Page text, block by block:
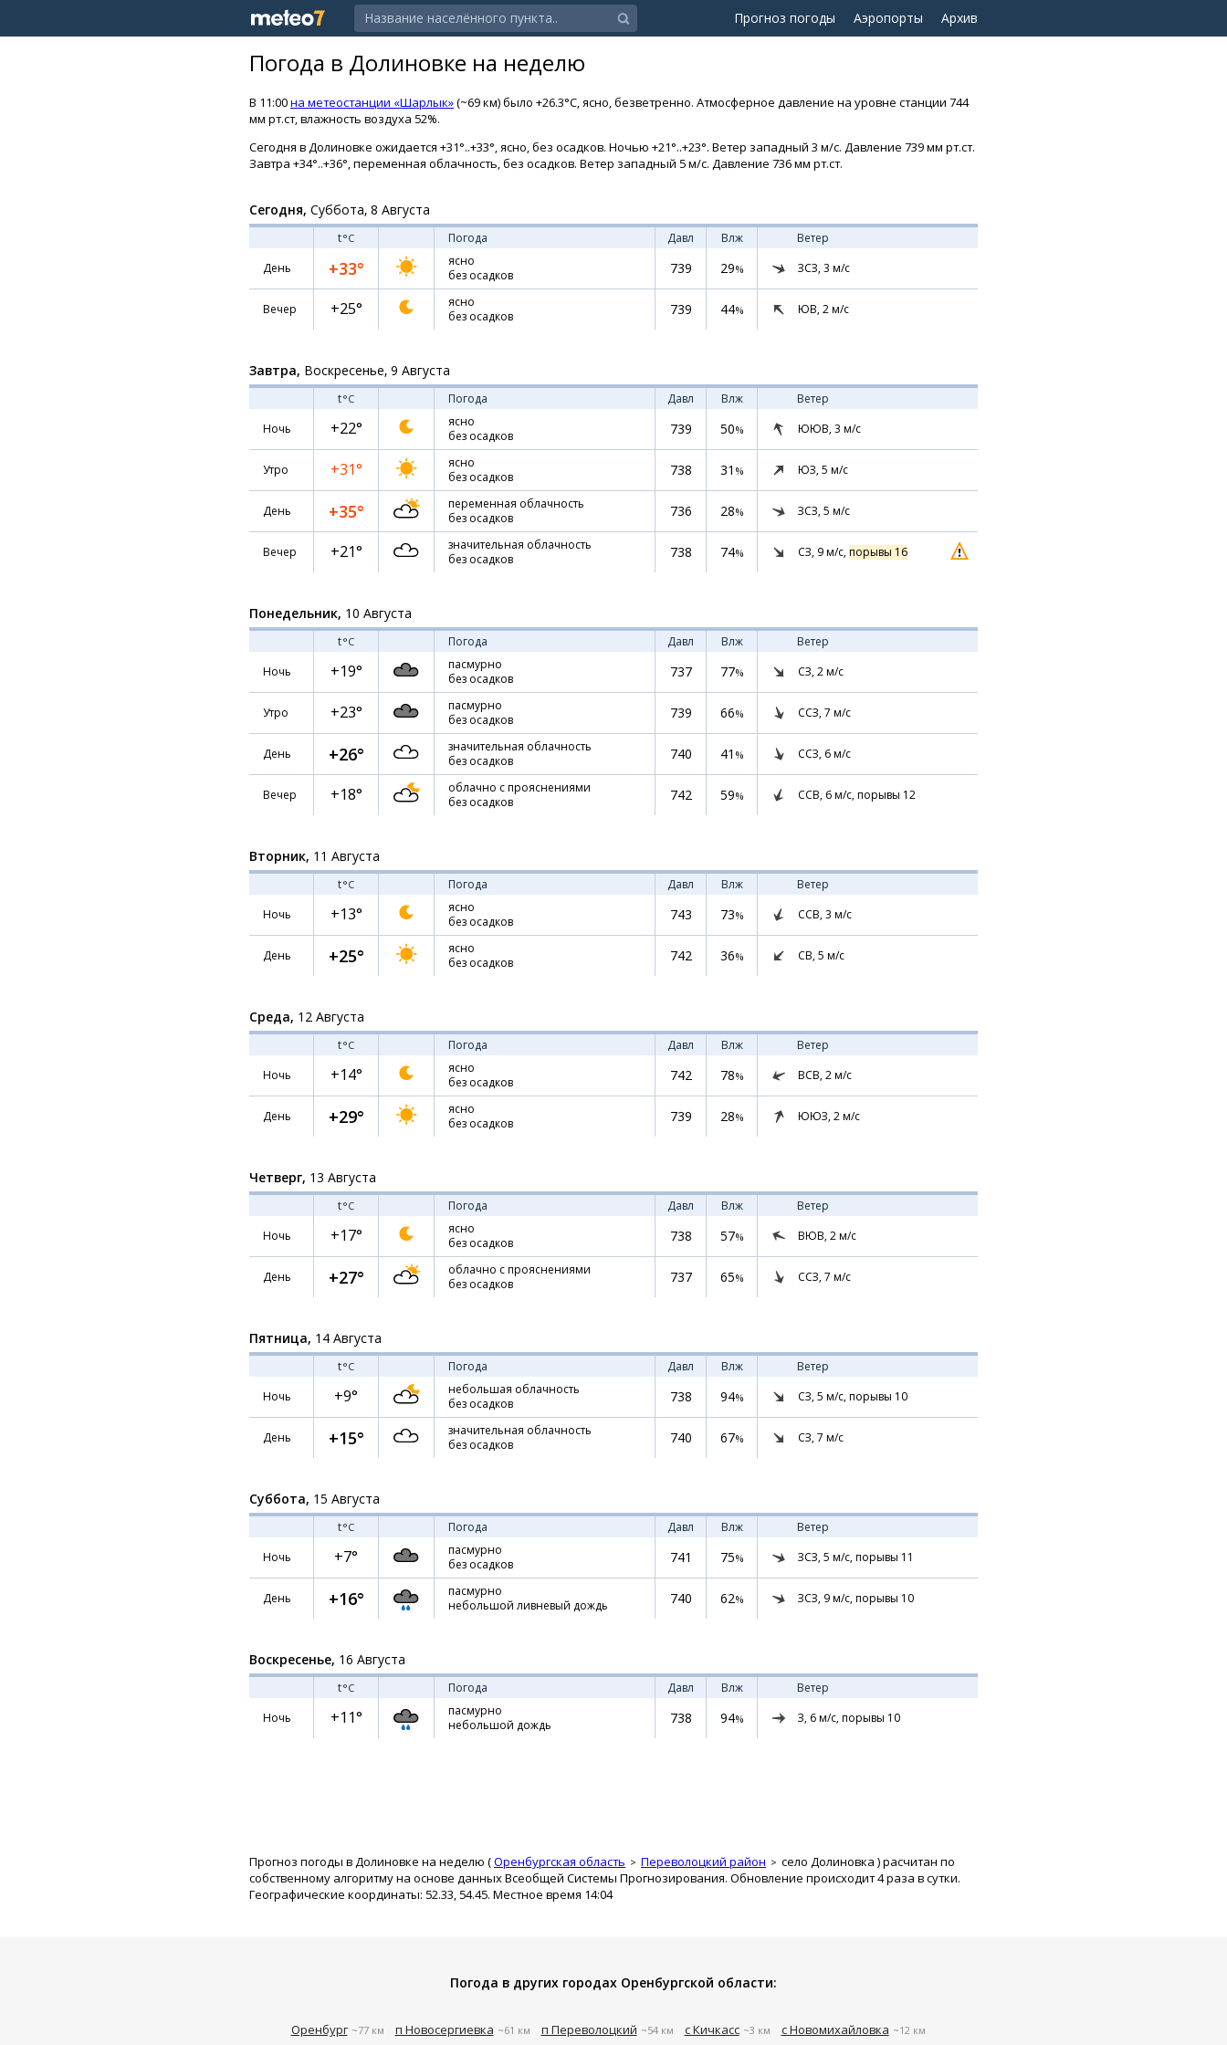
Прогноз погоды Аэропорты Архив
Погода в Долиновке на неделю
В 11:00на метеостанции «Шарлык»(~69 км) было +26.3°C, ясно, безветренно. Атмосферное давление на уровне станции 744
мм рт.ст, влажность воздуха 52%.
Сегодня в Долиновке ожидается +31°..+33°, ясно, без осадков. Ночью +21°..+23°. Ветер западный 3 м/с. Давление 739 мм рт.ст.
Завтра +34°..+36°, переменная облачность, без осадков. Ветер западный 5 м/с. Давление 736 мм рт.ст.
Сегодня, Суббота, 8 Августа
t°C Погода Давл Влж
Ветер
День
+33°
ясно
без осадков
739 29% ЗСЗ, 3 м/с
Вечер +25°
ясно
без осадков
739 44% ЮВ, 2м/с
Завтра, Воскресенье, 9 Августа
t°C Погода Давл Влж
Ветер
Ночь
+22°
ясно
без осадков
739 50% ЮЮВ, 3 м/с
Утро +31°
ясно
без осадков
738 31 % ЮЗ, 5 м/с
День +35°
переменная облачность
без осадков
736 28% ЗСЗ, 5 м/с
Вечер +21°
значительная облачность
без осадков
738 74% СЗ, 9м/с, порывы 16
Понедельник, 10 Августа
t°C Погода Давл Влж
Ветер
Ночь
+19°
пасмурно
без осадков
737 77% СЗ, 2м/с
Утро +23°
пасмурно
без осадков
739 66% ССЗ, 7 м/с
День +26°
значительная облачность
без осадков
740 41 % ССЗ, 6м/с
Вечер +18°
облачно с прояснениями
без осадков
742 59% ССВ, 6м/с, порывы 12
Вторник, 11 Августа
t°C Погода Давл Влж
Ветер
Ночь
+13°
ясно
без осадков
743 73% ССВ, 3 м/с
День +25°
ясно
без осадков
742 36% СВ, 5 м/с
Среда, 12 Августа
t°C Погода Давл Влж
Ветер
Ночь
+14°
ясно
без осадков
742 78% ВСВ, 2м/с
День +29°
ясно
без осадков
739 28% ЮЮЗ, 2м/с
Четверг, 13 Августа
t°C Погода Давл Влж
Ветер
Ночь
+17°
ясно
без осадков
738 57% ВЮВ, 2м/с
День +27°
облачно с прояснениями
без осадков
737 65% ССЗ, 7 м/с
Пятница, 14 Августа
t°C Погода Давл Влж
Ветер
Ночь
+9°
небольшая облачность
без осадков
738 94% СЗ, 5 м/с, порывы 10
День +15°
значительная облачность
без осадков
740 67% СЗ, 7 м/с
Суббота, 15 Августа
t°C Погода Давл Влж
Ветер
Ночь
+7°
пасмурно
без осадков
741 75% ЗСЗ, 5 м/с, порывы 11
День +16°
пасмурно
небольшой ливневый дождь
740 62% ЗСЗ, 9м/с, порывы 10
Воскресенье, 16 Августа
t°C Погода Давл Влж
Ветер
Ночь
+11°
пасмурно
небольшой дождь
738 94% З, 6м/с, порывы 10
Прогноз погоды в Долиновке на неделю (Оренбургская область Переволоцкий район село Долиновка ) расчитан по
собственному алгоритму на основе данных Всеобщей Системы Прогнозирования. Обновление происходит 4 раза в сутки.
Географические координаты: 52.33, 54.45. Местное время 14:04
Погода в других городах Оренбургской области:
Оренбург ~77 км п Новосергиевка ~61 км п Переволоцкий ~54 км с Кичкасс ~3 км с Новомихайловка ~12 км